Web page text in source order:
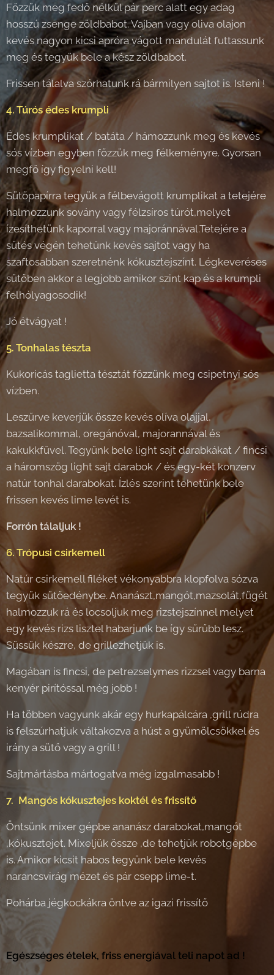
Főzzük meg fedő nélkül pár perc alatt egy adag
hosszú zsenge zöldbabot. Vajban vagy oliva olajon
kevés nagyon kicsi apróra vágott mandulát futtassunk
meg és tegyük bele a kész zöldbabot.
Frissen tálalva szórhatunk rá bármilyen sajtot is. Isteni !
4. Túrós édes krumpli
Édes krumplikat / batáta / hámozzunk meg és kevés
sós vízben egyben főzzük meg félkeményre. Gyorsan
megfő így figyelni kell!
Sütőpapírra tegyük a félbevágott krumplikat a tetejére
halmozzunk sovány vagy félzsíros túrót,melyet
ízesíthetünk kaporral vagy majoránnával.Tetejére a
sütés végén tehetünk kevés sajtot vagy ha
szaftosabban szeretnénk kókusztejszínt. Légkeveréses
sütőben akkor a legjobb amikor szint kap és a krumpli
felhólyagosodik!
Jó étvágyat !
5. Tonhalas tészta
Kukoricás taglietta tésztát főzzünk meg csipetnyi sós
vízben.
Leszűrve keverjük össze kevés olíva olajjal,
bazsalikommal, oregánóval, majorannával és
kakukkfűvel. Tegyünk bele light sajt darabkákat / fincsi
a háromszög light sajt darabok / és egy-két konzerv
natúr tonhal darabokat. Ízlés szerint tehetünk bele
frissen kevés lime levét is.
Forrón tálaljuk !
6. Trópusi csirkemell
Natúr csirkemell filéket vékonyabbra klopfolva sózva
tegyük sütőedénybe. Ananászt,mangót,mazsolát,fügét
halmozzuk rá és locsoljuk meg rizstejszínnel melyet
egy kevés rizs lisztel habarjunk be így sűrűbb lesz.
Süssük készre, de grillezhetjük is.
Magában is fincsi, de petrezselymes rizzsel vagy barna
kenyér pirítóssal még jobb !
Ha többen vagyunk akár egy hurkapálcára ,grill rúdra
is felszúrhatjuk váltakozva a húst a gyümölcsökkel és
irány a sütő vagy a grill !
Sajtmártásba mártogatva még izgalmasabb !
7. Mangós kókusztejes koktél és frissítő
Öntsünk mixer gépbe ananász darabokat,mangót
,kókusztejet. Mixeljük össze ,de tehetjük robotgépbe
is. Amikor kicsit habos tegyünk bele kevés
narancsvirág mézet és pár csepp lime-t.
Pohárba jégkockákra öntve az igazi frissítő
Egészséges ételek, friss energiával teli napot ad !